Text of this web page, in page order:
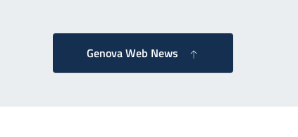
Genova Web News